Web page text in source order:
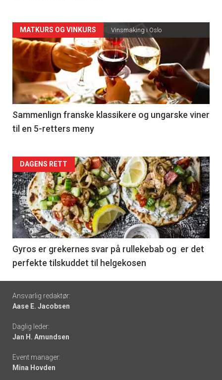
Forsiden
akkurat
nå
-
5
MATKURS OG VINKURS Vinsmaking i Oslo
Sammenlign franske klassikere og ungarske viner
til en 5-retters meny
Forsiden
akkurat
nå
-
6
DAGENS RETT
Gyros er grekernes svar på rullekebab og er det
perfekte tilskuddet til helgekosen
Footer
-
links
Ansvarlig redaktør:
Aase E. Jacobsen
Daglig leder:
Jan H. Amundsen
Event manager:
Mina Hovden